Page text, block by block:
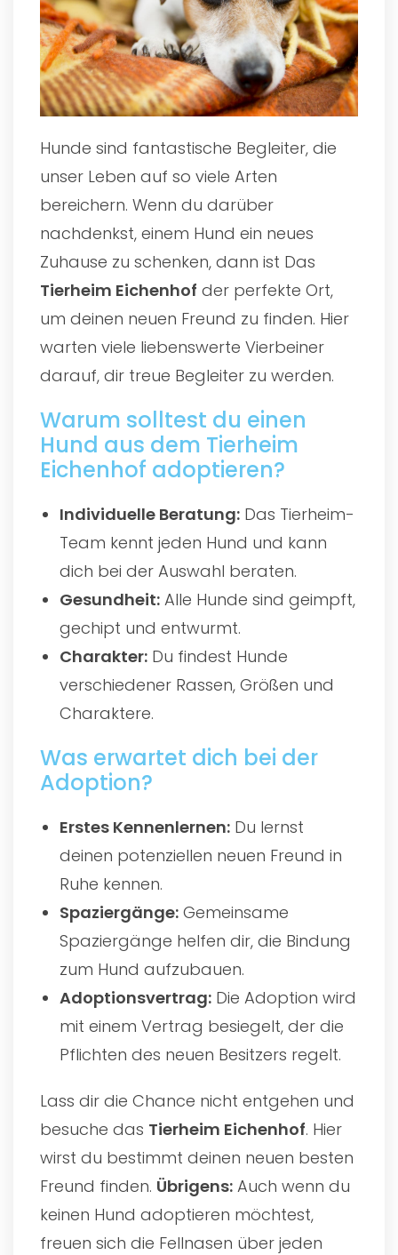
Hunde sind fantastische Begleiter, die
unser Leben auf so viele Arten
bereichern. Wenn du darüber
nachdenkst, einem Hund ein neues
Zuhause zu schenken, dann ist Das
Tierheim Eichenhof der perfekte Ort,
um deinen neuen Freund zu finden. Hier
warten viele liebenswerte Vierbeiner
darauf, dir treue Begleiter zu werden.
Warum solltest du einen
Hund aus dem Tierheim
Eichenhof adoptieren?
Individuelle Beratung: Das Tierheim-
Team kennt jeden Hund und kann
dich bei der Auswahl beraten.
Gesundheit: Alle Hunde sind geimpft,
gechipt und entwurmt.
Charakter: Du findest Hunde
verschiedener Rassen, Größen und
Charaktere.
Was erwartet dich bei der
Adoption?
Erstes Kennenlernen: Du lernst
deinen potenziellen neuen Freund in
Ruhe kennen.
Spaziergänge: Gemeinsame
Spaziergänge helfen dir, die Bindung
zum Hund aufzubauen.
Adoptionsvertrag: Die Adoption wird
mit einem Vertrag besiegelt, der die
Pflichten des neuen Besitzers regelt.
Lass dir die Chance nicht entgehen und
besuche das Tierheim Eichenhof. Hier
wirst du bestimmt deinen neuen besten
Freund finden. Übrigens: Auch wenn du
keinen Hund adoptieren möchtest,
freuen sich die Fellnasen über jeden